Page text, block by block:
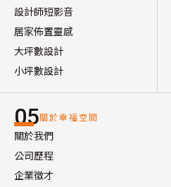
設計師短影音
居家佈置靈感
大坪數設計
小坪數設計
05關於幸福空間
關於我們
公司歷程
企業徵才